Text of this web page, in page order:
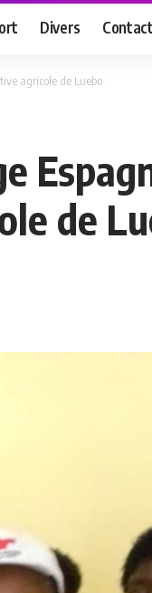
Divers Contact
agricole de Luebo .
de